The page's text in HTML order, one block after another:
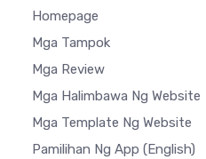
Homepage
Mga Tampok
Mga Review
Mga Halimbawa Ng Website
Mga Template Ng Website
Pamilihan Ng App (English)